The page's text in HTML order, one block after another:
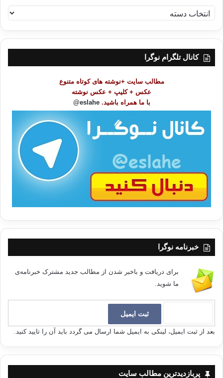
ه
ر
کانال تلگرام نوگرا
مطالب سایت +نوشته های کوتاه متنوع
عکس + کلیپ + عکس نوشته
با ما همراه باشید. eslahe@
خبرنامه نوگرا
برای دریافت و باخبر شدن از مطالب جدید مشترک خبرنامه‌ی
ما شوید.
بعد از ثبت ایمیل، لینکی به ایمیل شما ارسال می گردد باید آن را تایید کنید.
پربازدیدترین مطالب سایت